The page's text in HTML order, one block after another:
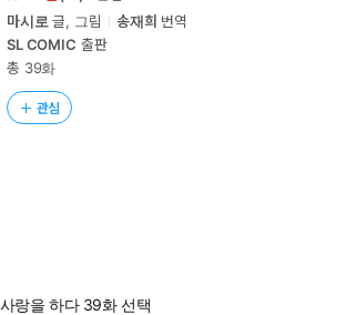
마시로 글, 그림 송재희 번역
SL COMIC 출판
총 39화
관심
랑을 하다 39화 선택